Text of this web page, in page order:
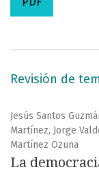
Revisión de
Jesús Santos
Martínez, Jorge
Martínez Ozuna
La